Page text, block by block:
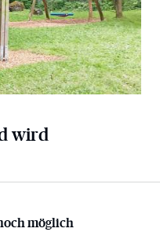
wird
möglich
möglich